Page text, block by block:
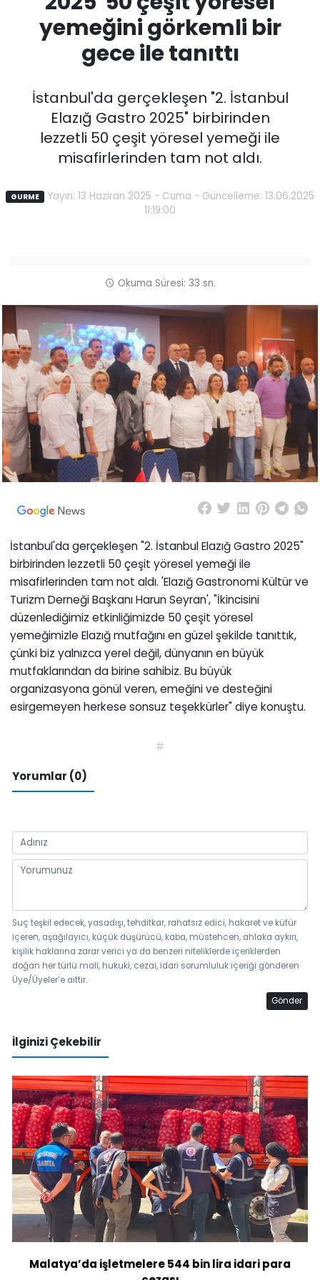
yemeğini görkemli bir
gece ile tanıttı
İstanbul'da gerçekleşen "2. İstanbul
Elazığ Gastro 2025" birbirinden
lezzetli 50 çeşit yöresel yemeği ile
misafirlerinden tam not aldı.
GURME Yayın: 13 Haziran 2025 - Cuma - Güncelleme: 13.06.2025
11:19:00
Okuma Süresi: 33 sn.
İstanbul'da gerçekleşen "2. İstanbul Elazığ Gastro 2025"
birbirinden lezzetli 50 çeşit yöresel yemeği ile
misafirlerinden tam not aldı. 'Elazığ Gastronomi Kültür ve
Turizm Derneği Başkanı Harun Seyran', "İkincisini
düzenlediğimiz etkinliğimizde 50 çeşit yöresel
yemeğimizle Elazığ mutfağını en güzel şekilde tanıttık,
çünki biz yalnızca yerel değil, dünyanın en büyük
mutfaklarından da birine sahibiz. Bu büyük
organizasyona gönül veren, emeğini ve desteğini
esirgemeyen herkese sonsuz teşekkürler" diye konuştu.
#
Yorumlar (0)
Suç teşkil edecek, yasadışı, tehditkar, rahatsız edici, hakaret ve küfür
içeren, aşağılayıcı, küçük düşürücü, kaba, müstehcen, ahlaka aykırı,
kişilik haklarına zarar verici ya da benzeri niteliklerde içeriklerden
doğan her türlü mali, hukuki, cezai, idari sorumluluk içeriği gönderen
Üye/Üyeler’e aittir.
Gönder
İlginizi Çekebilir
Malatya’da işletmelere 544 bin lira idari para